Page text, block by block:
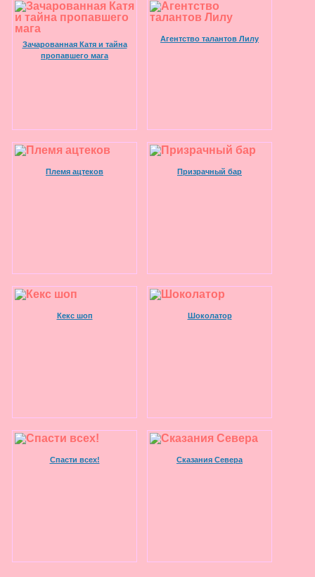
Зачарованная Катя и тайна
пропавшего мага
Агентство талантов Лилу
Племя ацтеков Призрачный бар
Кекс шоп Шоколатор
Спасти всех! Сказания Севера